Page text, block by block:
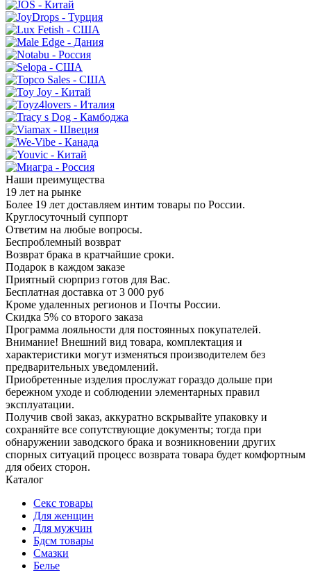
Наши преимущества
19 лет на рынке
Более 19 лет доставляем интим товары по России.
Круглосуточный суппорт
Ответим на любые вопросы.
Беспроблемный возврат
Возврат брака в кратчайшие сроки.
Подарок в каждом заказе
Приятный сюрприз готов для Вас.
Бесплатная доставка от 3 000 руб
Кроме удаленных регионов и Почты России.
Скидка 5% со второго заказа
Программа лояльности для постоянных покупателей.
Внимание! Внешний вид товара, комплектация и
характеристики могут изменяться производителем без
предварительных уведомлений.
Приобретенные изделия прослужат гораздо дольше при
бережном уходе и соблюдении элементарных правил
эксплуатации.
Получив свой заказ, аккуратно вскрывайте упаковку и
сохраняйте все сопутствующие документы; тогда при
обнаружении заводского брака и возникновении других
спорных ситуаций процесс возврата товара будет комфортным
для обеих сторон.
Каталог
Секс товары
Для женщин
Для мужчин
Бдсм товары
Смазки
Белье